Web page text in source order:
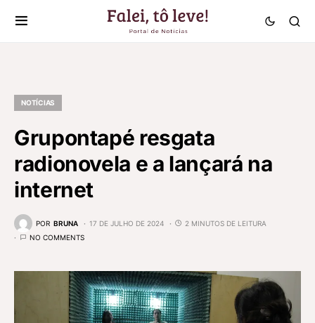
NOTÍCIAS
Grupontapé resgata
radionovela e a lançará na
internet
POR BRUNA 17 DE JULHO DE 2024
2 MINUTOS DE LEITURA
NO COMMENTS